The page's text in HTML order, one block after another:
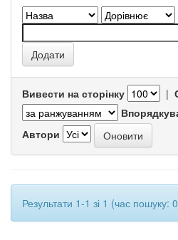
Вивести на сторінку |
Автори
Результати 1-1 зі 1 (час пошуку: